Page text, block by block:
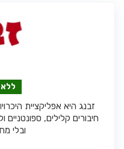
זבנג היא אפליקציית
חיבורים קלילים,
ובלי